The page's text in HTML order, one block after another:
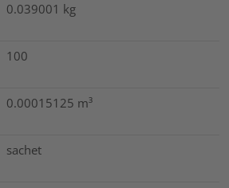
0.039001 kg
100
0.00015125 m³
sachet